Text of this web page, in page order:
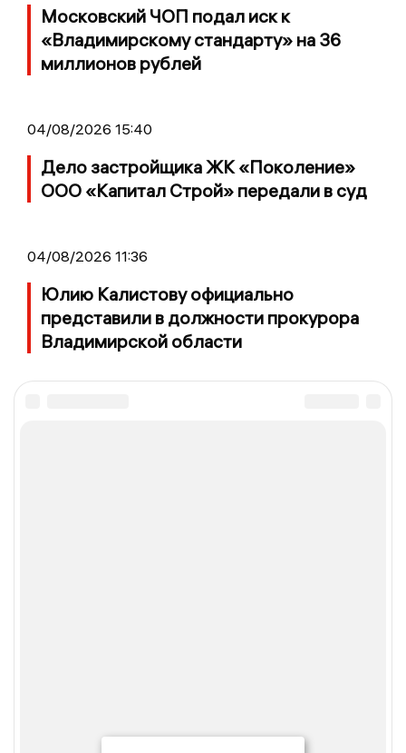
Московский ЧОП подал иск к
«Владимирскому стандарту» на 36
миллионов рублей
04/08/2026 15:40
Дело застройщика ЖК «Поколение»
ООО «Капитал Строй» передали в суд
04/08/2026 11:36
Юлию Калистову официально
представили в должности прокурора
Владимирской области